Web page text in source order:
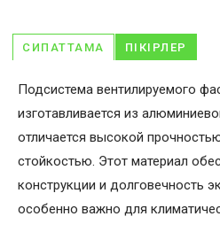
СИПАТТАМА ПІКІРЛЕР
Подсистема вентилируемого
изготавливается из
отличается высокой
стойкостью. Этот материал
конструкции и долговечность
особенно важно для